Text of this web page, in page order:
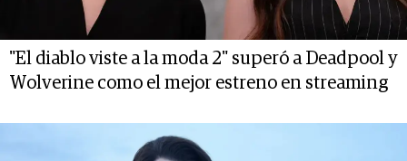
"El diablo viste a la moda 2" superó a Deadpool y
Wolverine como el mejor estreno en streaming